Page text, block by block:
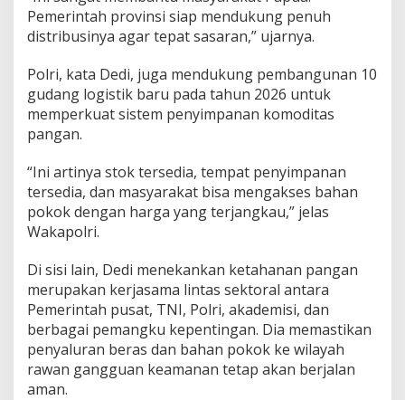
Pemerintah provinsi siap mendukung penuh
distribusinya agar tepat sasaran,” ujarnya.
Polri, kata Dedi, juga mendukung pembangunan 10
gudang logistik baru pada tahun 2026 untuk
memperkuat sistem penyimpanan komoditas
pangan.
“Ini artinya stok tersedia, tempat penyimpanan
tersedia, dan masyarakat bisa mengakses bahan
pokok dengan harga yang terjangkau,” jelas
Wakapolri.
Di sisi lain, Dedi menekankan ketahanan pangan
merupakan kerjasama lintas sektoral antara
Pemerintah pusat, TNI, Polri, akademisi, dan
berbagai pemangku kepentingan. Dia memastikan
penyaluran beras dan bahan pokok ke wilayah
rawan gangguan keamanan tetap akan berjalan
aman.